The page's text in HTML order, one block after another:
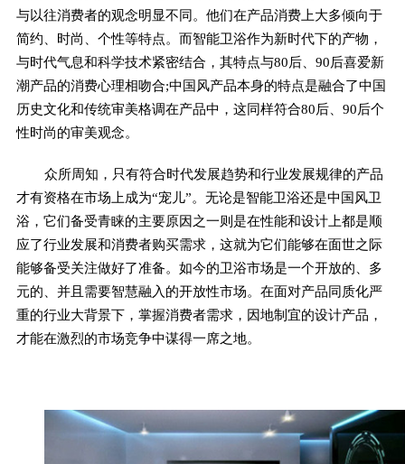
与以往消费者的观念明显不同。他们在产品消费上大多倾向于
简约、时尚、个性等特点。而智能卫浴作为新时代下的产物，
与时代气息和科学技术紧密结合，其特点与80后、90后喜爱新
潮产品的消费心理相吻合;中国风产品本身的特点是融合了中国
历史文化和传统审美格调在产品中，这同样符合80后、90后个
性时尚的审美观念。
众所周知，只有符合时代发展趋势和行业发展规律的产品
才有资格在市场上成为“宠儿”。无论是智能卫浴还是中国风卫
浴，它们备受青睐的主要原因之一则是在性能和设计上都是顺
应了行业发展和消费者购买需求，这就为它们能够在面世之际
能够备受关注做好了准备。如今的卫浴市场是一个开放的、多
元的、并且需要智慧融入的开放性市场。在面对产品同质化严
重的行业大背景下，掌握消费者需求，因地制宜的设计产品，
才能在激烈的市场竞争中谋得一席之地。